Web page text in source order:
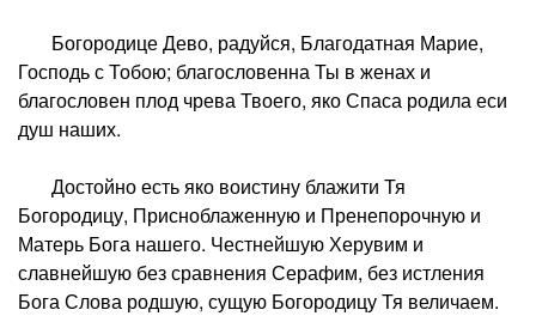
Богородице Дево, радуйся, Благодатная Марие,
Господь с Тобою; благословенна Ты в женах и
благословен плод чрева Твоего, яко Спаса родила еси
душ наших.
Достойно есть яко воистину блажити Тя
Богородицу, Присноблаженную и Пренепорочную и
Матерь Бога нашего. Честнейшую Херувим и
славнейшую без сравнения Серафим, без истления
Бога Слова родшую, сущую Богородицу Тя величаем.